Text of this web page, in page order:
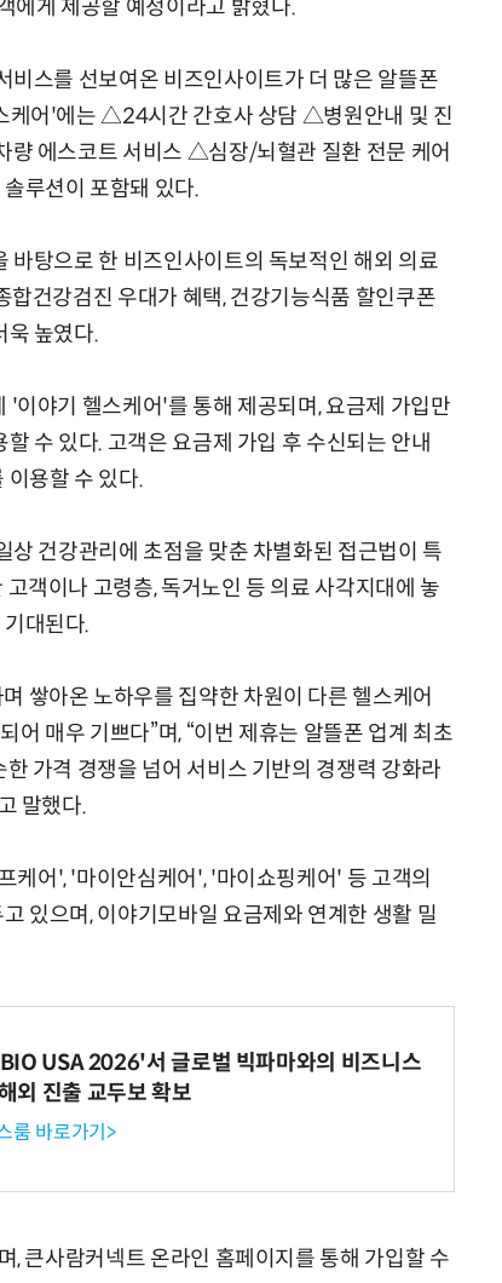
에게 제공할 예정이라고 밝혔다.
비스를 선보여온 비즈인사이트가 더 많은 알뜰폰
케어'에는 △24시간 간호사 상담 △병원안내 및 진
에스코트 서비스 △심장/뇌혈관 질환 전문 케어
루션이 포함돼 있다.
바탕으로 한 비즈인사이트의 독보적인 해외 의료
건강검진 우대가 혜택, 건강기능식품 할인쿠폰
욱 높였다.
야기 헬스케어'를 통해 제공되며, 요금제 가입만
수 있다. 고객은 요금제 가입 후 수신되는 안내
이용할 수 있다.
건강관리에 초점을 맞춘 차별화된 접근법이 특
객이나 고령층, 독거노인 등 의료 사각지대에 놓
대된다.
쌓아온 노하우를 집약한 차원이 다른 헬스케어
매우 기쁘다”며, “이번 제휴는 알뜰폰 업계 최초
가격 경쟁을 넘어 서비스 기반의 경쟁력 강화라
말했다.
케어', '마이안심케어', '마이쇼핑케어' 등 고객의
있으며, 이야기모바일 요금제와 연계한 생활 밀
USA 2026'서 글로벌 빅파마와의 비즈니스
외 진출 교두보 확보
룸 바로가기>
큰사람커넥트 온라인 홈페이지를 통해 가입할 수